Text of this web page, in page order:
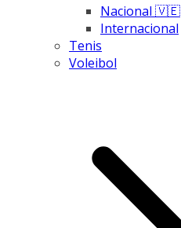
Nacional 🇻🇪
Internacional
Tenis
Voleibol